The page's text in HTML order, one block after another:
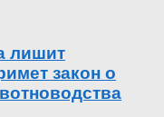
лишит
закон о